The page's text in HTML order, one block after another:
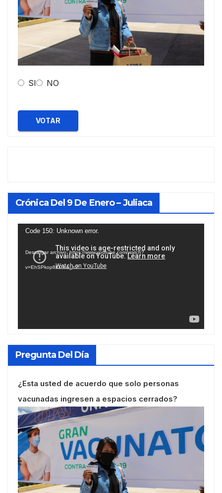
SI NO
VOTAR
Crónica Del 9 De Enero – Juliaca
Reproductor
vídeo
Code 150: Unknown error.
Descargar archivo: https://www.youtube.com/watch?
v=EhSPkop8KPY&_=2
Pregunta Del Día
¿Esta usted de acuerdo que solo personas
vacunadas ingresen a espacios cerrados?